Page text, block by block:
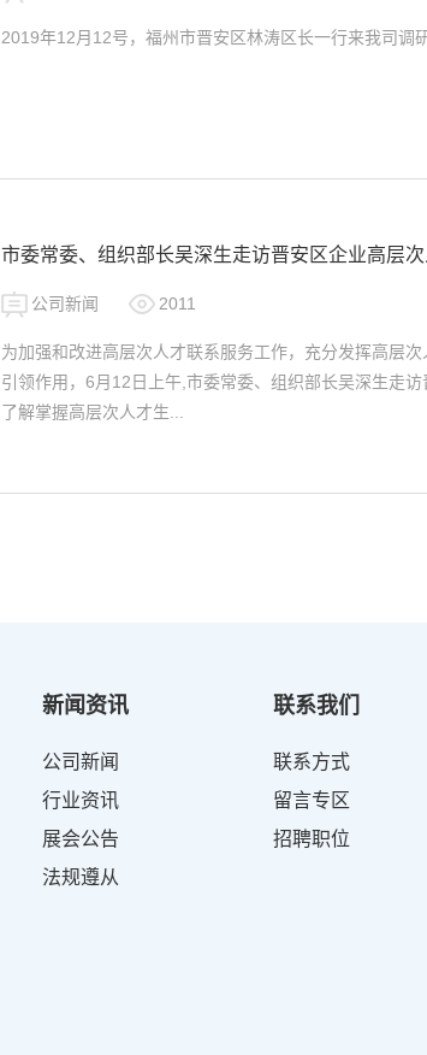
2019年12月12号，福州市晋安区林涛区长一行来我司调研
市委常委、组织部长吴深生走访晋安区企业高层
公司新闻 2011
为加强和改进高层次人才联系服务工作，充分发挥高层
引领作用，6月12日上午,市委常委、组织部长吴深生走
了解掌握高层次人才生...
新闻资讯
公司新闻
行业资讯
展会公告
法规遵从
联系我们
联系方式
留言专区
招聘职位